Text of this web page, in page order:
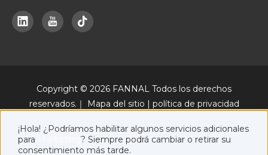
Copyright © 2026 FANNAL Todos los derechos
reservados.｜
Mapa del sitio política de privacidad
www.fannal.com.
¡Hola! ¿Podríamos habilitar algunos servicios adicionales
para
? Siempre podrá cambiar o retirar su
consentimiento más tarde.